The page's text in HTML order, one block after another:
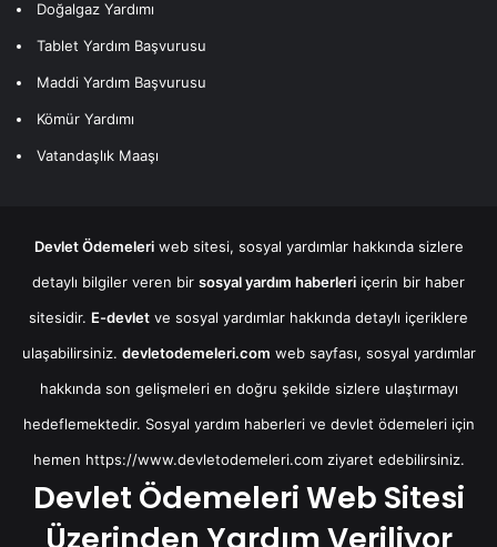
Doğalgaz Yardımı
Tablet Yardım Başvurusu
Maddi Yardım Başvurusu
Kömür Yardımı
Vatandaşlık Maaşı
Devlet Ödemeleriweb sitesi, sosyal yardımlar hakkında sizlere
detaylı bilgiler veren bir sosyal yardım haberleri içerin bir haber
sitesidir. E-devlet ve sosyal yardımlar hakkında detaylı içeriklere
ulaşabilirsiniz. devletodemeleri.com web sayfası, sosyal yardımlar
hakkında son gelişmeleri en doğru şekilde sizlere ulaştırmayı
hedeflemektedir. Sosyal yardım haberleri ve devlet ödemeleri için
hemen https://www.devletodemeleri.comziyaret edebilirsiniz.
Devlet Ödemeleri Web Sitesi